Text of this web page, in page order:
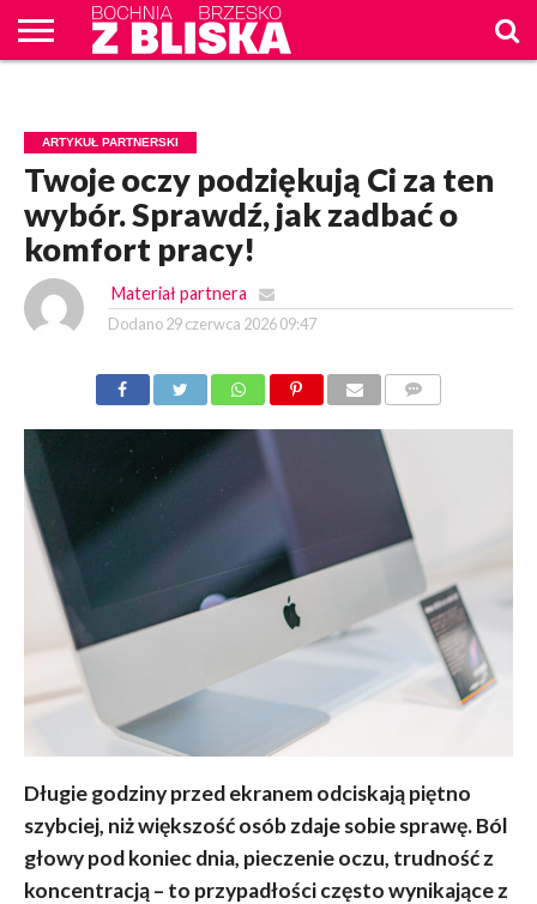
ARTYKUŁ PARTNERSKI
Twoje oczy podziękują Ci za ten
wybór. Sprawdź, jak zadbać o
komfort pracy!
Materiał partnera
Dodano 29 czerwca 2026 09:47
Długie godziny przed ekranem odciskają piętno
szybciej, niż większość osób zdaje sobie sprawę. Ból
głowy pod koniec dnia, pieczenie oczu, trudność z
koncentracją – to przypadłości często wynikające z